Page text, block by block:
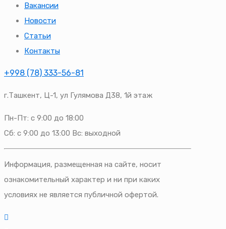
Вакансии
Новости
Статьи
Контакты
+998 (78) 333-56-81
г.Ташкент, Ц-1, ул Гулямова Д38, 1й этаж
Пн-Пт: с 9:00 до 18:00
Сб: с 9:00 до 13:00 Вс: выходной
Информация, размещенная на сайте, носит
ознакомительный характер и ни при каких
условиях не является публичной офертой.